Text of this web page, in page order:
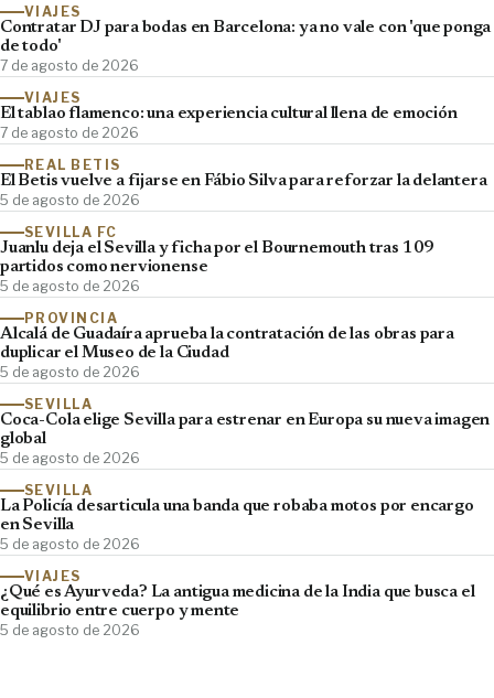
VIAJES
Contratar DJ para bodas en Barcelona: ya no vale con 'que ponga
de todo'
7 de agosto de 2026
VIAJES
El tablao flamenco: una experiencia cultural llena de emoción
7 de agosto de 2026
REAL BETIS
El Betis vuelve a fijarse en Fábio Silva para reforzar la delantera
5 de agosto de 2026
SEVILLA FC
Juanlu deja el Sevilla y ficha por el Bournemouth tras 109
partidos como nervionense
5 de agosto de 2026
PROVINCIA
Alcalá de Guadaíra aprueba la contratación de las obras para
duplicar el Museo de la Ciudad
5 de agosto de 2026
SEVILLA
Coca-Cola elige Sevilla para estrenar en Europa su nueva imagen
global
5 de agosto de 2026
SEVILLA
La Policía desarticula una banda que robaba motos por encargo
en Sevilla
5 de agosto de 2026
VIAJES
¿Qué es Ayurveda? La antigua medicina de la India que busca el
equilibrio entre cuerpo y mente
5 de agosto de 2026